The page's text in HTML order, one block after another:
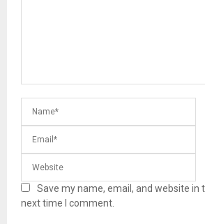
Save my name, email, and website in
next time I comment.